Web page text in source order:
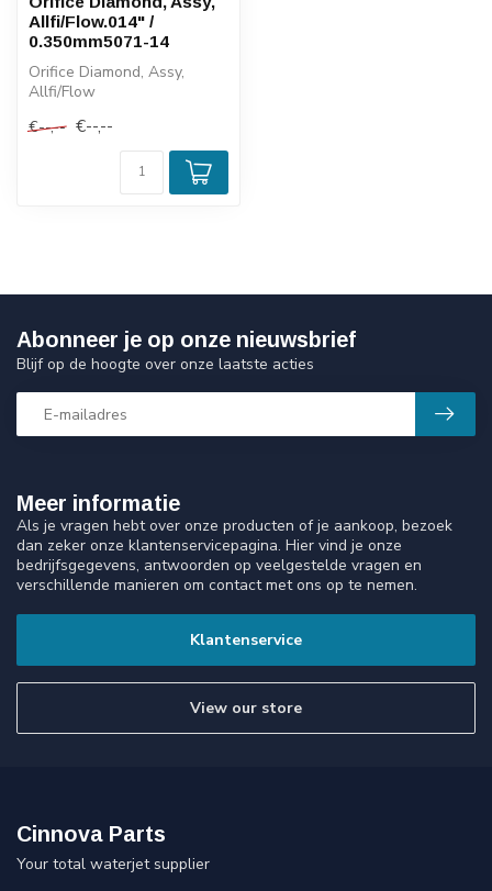
Allfi/Flow.014" /
0.350mm5071-14
Orifice Diamond, Assy,
Allfi/Flow
5071-14
€--,-- €--,--
Meer informatie
Als je vragen hebt over onze producten of je aankoop, bezoek
dan zeker onze klantenservicepagina. Hier vind je onze
bedrijfsgegevens, antwoorden op veelgestelde vragen en
verschillende manieren om contact met ons op te nemen.
Klantenservice
View our store
Abonneer je op onze nieuwsbrief
Blijf op de hoogte over onze laatste acties
Cinnova Parts
Your total waterjet supplier